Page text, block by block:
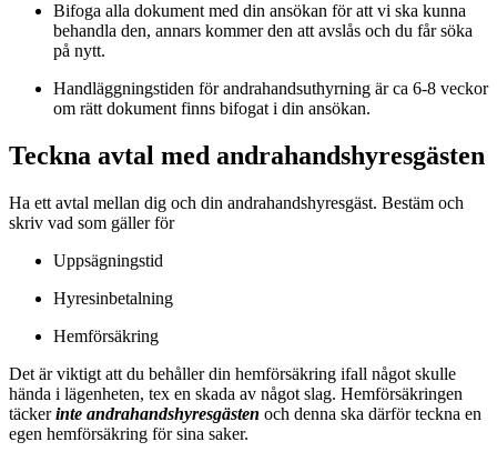
Bifoga alla dokument med din ansökan för att vi ska kunna
behandla den, annars kommer den att avslås och du får söka
på nytt.
Handläggningstiden för andrahandsuthyrning är ca 6-8 veckor
om rätt dokument finns bifogat i din ansökan.
Teckna avtal med andrahandshyresgästen
Ha ett avtal mellan dig och din andrahandshyresgäst. Bestäm och
skriv vad som gäller för
Uppsägningstid
Hyresinbetalning
Hemförsäkring
Det är viktigt att du behåller din hemförsäkring ifall något skulle
hända i lägenheten, tex en skada av något slag. Hemförsäkringen
täckerinte andrahandshyresgästen och denna ska därför teckna en
egen hemförsäkring för sina saker.